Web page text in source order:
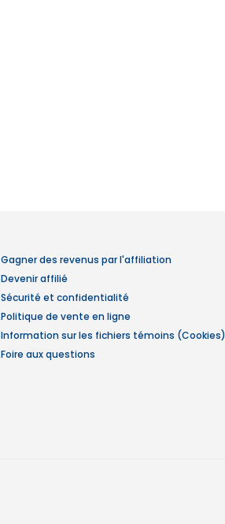
Gagner des revenus par l'affiliation
Devenir affilié
Sécurité et confidentialité
Politique de vente en ligne
Information sur les fichiers témoins (Cookies)
Foire aux questions